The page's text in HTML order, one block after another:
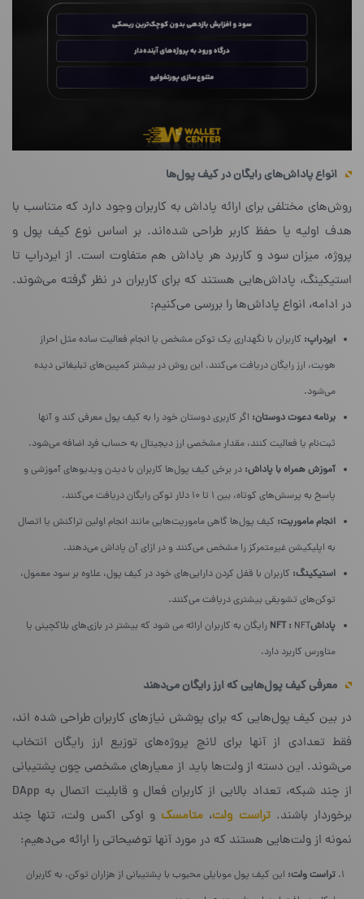
انواع پاداش‌های رایگان در کیف پول‌ها
روش‌های مختلفی برای ارائه پاداش به کاربران وجود دارد که متناسب با
هدف اولیه یا حفظ کاربر طراحی شده‌اند. بر اساس نوع کیف پول و
پروژه، میزان سود و کاربرد هر پاداش هم متفاوت است. از ایردراپ تا
استیکینگ، پاداش‌هایی هستند که برای کاربران در نظر گرفته می‌شوند.
در ادامه، انواع پاداش‌ها را بررسی می‌کنیم:
ایردراپ: کاربران با نگهداری یک توکن مشخص یا انجام فعالیت ساده مثل احراز
هویت، ارز رایگان دریافت می‌کنند. این روش در بیشتر کمپین‌های تبلیغاتی دیده
می‌شود.
برنامه دعوت دوستان: اگر کاربری دوستان خود را به کیف پول معرفی کند و آنها
ثبت‌نام یا فعالیت کنند، مقدار مشخصی ارز دیجیتال به حساب فرد اضافه می‌شود.
آموزش همراه با پاداش: در برخی کیف پول‌ها کاربران با دیدن ویدیوهای آموزشی و
پاسخ به پرسش‌های کوتاه، بین ۱ تا ۱۰ دلار توکن رایگان دریافت می‌کنند.
انجام ماموریت: کیف پول‌ها گاهی ماموریت‌هایی مانند انجام اولین تراکنش یا اتصال
به اپلیکیشن غیرمتمرکز را مشخص می‌کنند و در ازای آن پاداش می‌دهند.
استیکینگ: کاربران با قفل کردن دارایی‌های خود در کیف پول، علاوه بر سود معمول،
توکن‌های تشویقی بیشتری دریافت می‌کنند.
پاداش
NFT:
NFT رایگان به کاربران ارائه می شود که بیشتر در بازی‌های بلاکچینی یا
متاورس کاربرد دارد.
معرفی کیف پول‌هایی که ارز رایگان می‌دهند
در بین کیف پول‌هایی که برای پوشش نیازهای کاربران طراحی شده اند،
فقط تعدادی از آنها برای لانچ پروژه‌های توزیع ارز رایگان انتخاب
می‌شوند. این دسته از ولت‌ها باید از معیارهای مشخصی چون پشتیبانی
از چند شبکه، تعداد بالایی از کاربران فعال و قابلیت اتصال به DApp
برخوردار باشند.تراست ولت، متامسکو اوکی اکس ولت، تنها چند
نمونه از ولت‌هایی هستند که در مورد آنها توضیحاتی را ارائه می‌دهیم:
تراست ولت: این کیف پول موبایلی محبوب با پشتیبانی از هزاران توکن، به کاربران